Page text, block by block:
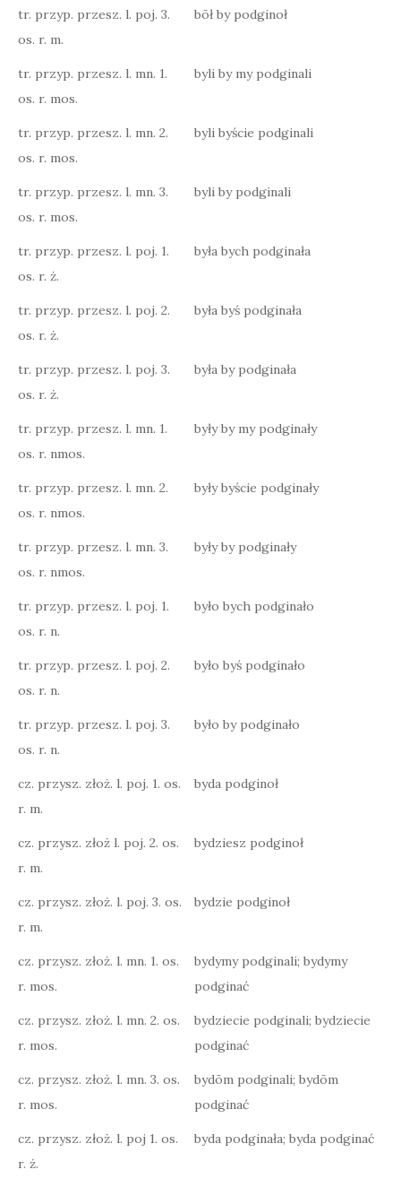
tr. przyp. przesz. l. poj. 3.
os. r. m.
bōł by podginoł
tr. przyp. przesz. l. mn. 1.
os. r. mos.
byli by my podginali
tr. przyp. przesz. l. mn. 2.
os. r. mos.
byli byście podginali
tr. przyp. przesz. l. mn. 3.
os. r. mos.
byli by podginali
tr. przyp. przesz. l. poj. 1.
os. r. ż.
była bych podginała
tr. przyp. przesz. l. poj. 2.
os. r. ż.
była byś podginała
tr. przyp. przesz. l. poj. 3.
os. r. ż.
była by podginała
tr. przyp. przesz. l. mn. 1.
os. r. nmos.
były by my podginały
tr. przyp. przesz. l. mn. 2.
os. r. nmos.
były byście podginały
tr. przyp. przesz. l. mn. 3.
os. r. nmos.
były by podginały
tr. przyp. przesz. l. poj. 1.
os. r. n.
było bych podginało
tr. przyp. przesz. l. poj. 2.
os. r. n.
było byś podginało
tr. przyp. przesz. l. poj. 3.
os. r. n.
było by podginało
cz. przysz. złoż. l. poj. 1. os.
r. m.
byda podginoł
cz. przysz. złoż l. poj. 2. os.
r. m.
bydziesz podginoł
cz. przysz. złoż. l. poj. 3. os.
r. m.
bydzie podginoł
cz. przysz. złoż. l. mn. 1. os.
r. mos.
bydymy podginali; bydymy
podginać
cz. przysz. złoż. l. mn. 2. os.
r. mos.
bydziecie podginali; bydziecie
podginać
cz. przysz. złoż. l. mn. 3. os.
r. mos.
bydōm podginali; bydōm
podginać
cz. przysz. złoż. l. poj 1. os.
r. ż.
byda podginała; byda podginać